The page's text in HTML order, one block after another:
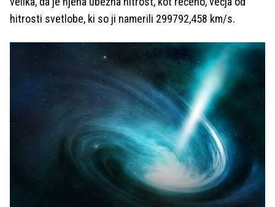
hitrosti svetlobe, ki so ji namerili 299792,458 km/s.